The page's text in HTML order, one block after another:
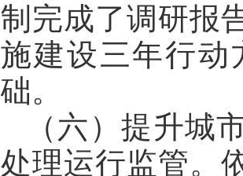
制完成了调研报
施建设三年行动
础。
（六）提升城
处理运行监管。